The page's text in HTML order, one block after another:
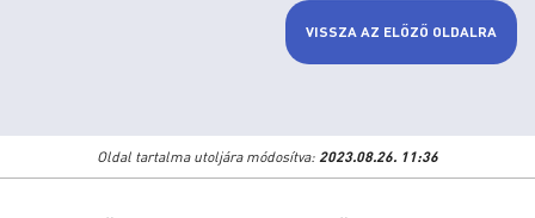
VISSZA AZ ELŐZŐ OLDALRA
Oldal tartalma utoljára módosítva: 2023.08.26. 11:36